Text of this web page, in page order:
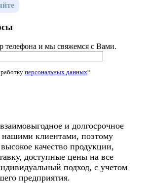
телефона и мы свяжемся с Вами.
персональных данных*
и долгосрочное
нашими клиентами, поэтому
качество продукции,
доступные цены на все
подход, с учетом
предприятия.